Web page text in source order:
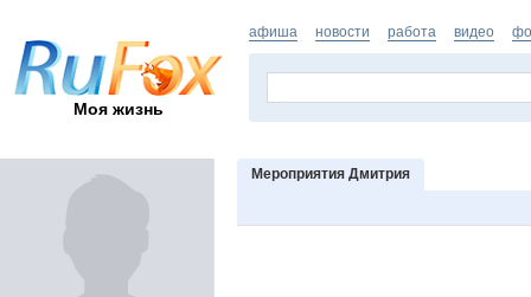
Моя жизнь
афиша новости работа видео
Мероприятия Дмитрия